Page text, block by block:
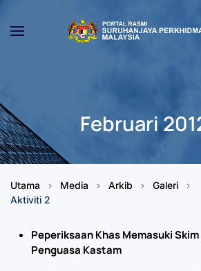
Skip to main content
Februari
Utama Media Arkib Galeri
Aktiviti 2
Peperiksaan Khas Memasuki
Penguasa Kastam